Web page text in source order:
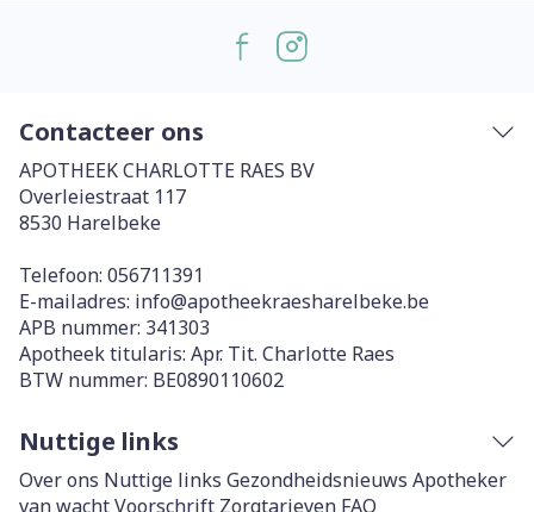
Contacteer ons
APOTHEEK CHARLOTTE RAES BV
Overleiestraat 117
8530 Harelbeke
Telefoon: 056711391
E-mailadres: info@apotheekraesharelbeke.be
APB nummer: 341303
Apotheek titularis: Apr. Tit. Charlotte Raes
BTW nummer: BE0890110602
Nuttige links
Over ons Nuttige links Gezondheidsnieuws Apotheker
van wachtVoorschrift Zorgtarieven FAQ